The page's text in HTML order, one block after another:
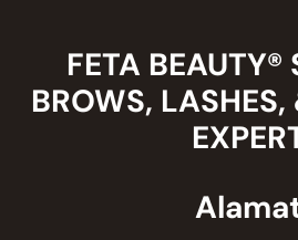
ALAT
YANG
WAJIB
KAMU
PUNYA!
FETA
BROWS,